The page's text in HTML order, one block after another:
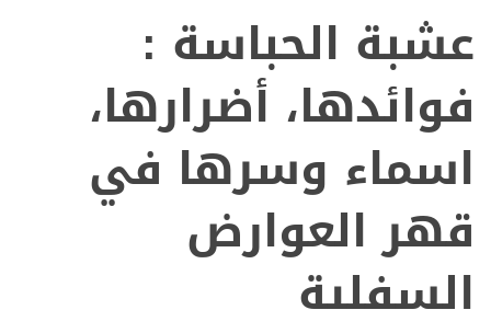
عشبة الحباسة :
فوائدها، أضرارها،
اسماء وسرها في
قهر العوارض